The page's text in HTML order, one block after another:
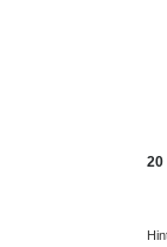
20